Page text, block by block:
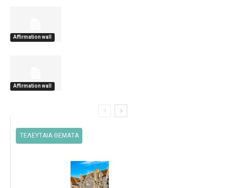
Affirmation wall
Affirmation wall
ΤΕΛΕΥΤΑΙΑ ΘΕΜΑΤΑ